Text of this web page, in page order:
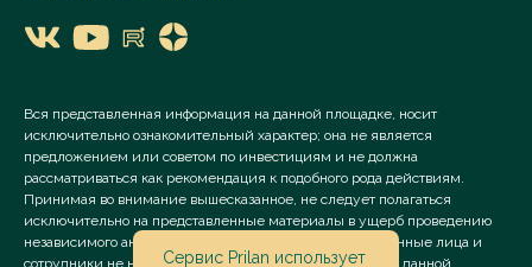
Вся представленная информация на данной площадке, носит
исключительно ознакомительный характер; она не является
предложением или советом по инвестициям и не должна
рассматриваться как рекомендация к подобного рода действиям.
Принимая во внимание вышесказанное, не следует полагаться
исключительно на представленные материалы в ущерб проведению
независимого анализа. Сервис «Prilan» его аффилированные лица и
Сервис Prilan использует